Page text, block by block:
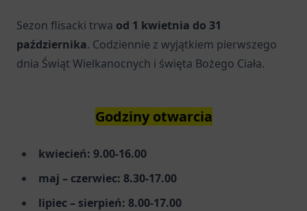
Sezon flisacki trwa od 1 kwietnia do 31
października. Codziennie z wyjątkiem pierwszego
dnia Świąt Wielkanocnych i święta Bożego Ciała.
Godziny otwarcia
kwiecień: 9.00-16.00
maj – czerwiec: 8.30-17.00
lipiec – sierpień: 8.00-17.00